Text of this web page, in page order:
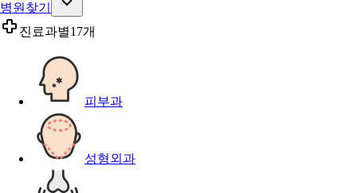
병원찾기
진료과별17개
피부과
성형외과